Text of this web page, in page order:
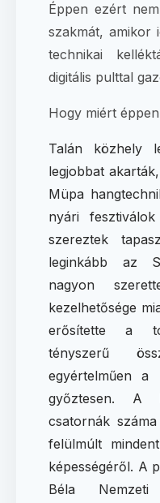
Éppen ezért
szakmát, amikor
technikai
digitális pulttal
Hogy miért
Talán közhely
legjobbat
Müpa
nyári
szereztek
leginkább az
nagyon
kezelhetősége
erősítette a
tényszerű
egyértelműen
győztesen. A
csatornák
felülmúlt
képességéről. A
Béla Nemzeti